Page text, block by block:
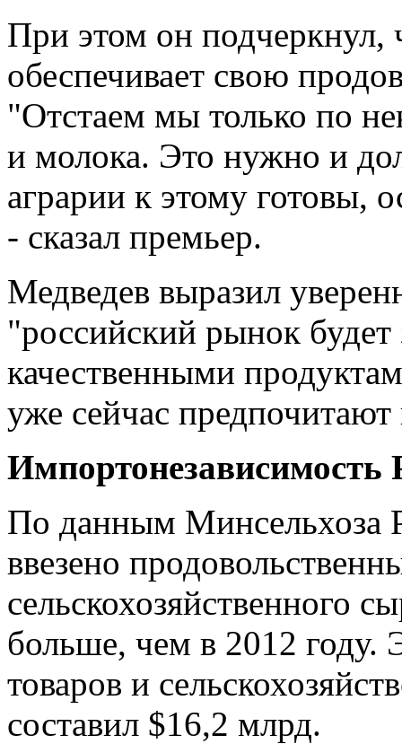
При этом он подчеркнул,
обеспечивает свою
"Отстаем мы только по
и молока. Это нужно и
аграрии к этому
- сказал премьер.
Медведев выразил
"российский рынок
качественными
уже сейчас
По данным Минсельхоза
ввезено
сельскохозяйственного
больше, чем в 2012 году.
товаров и
составил $16,2 млрд.